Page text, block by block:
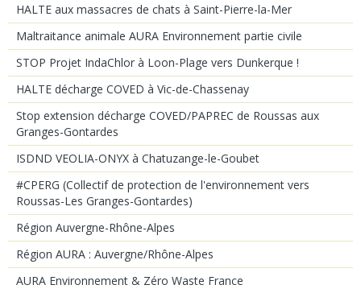
HALTE aux massacres de chats à Saint-Pierre-la-Mer
Maltraitance animale AURA Environnement partie civile
STOP Projet IndaChlor à Loon-Plage vers Dunkerque !
HALTE décharge COVED à Vic-de-Chassenay
Stop extension décharge COVED/PAPREC de Roussas aux
Granges-Gontardes
ISDND VEOLIA-ONYX à Chatuzange-le-Goubet
#CPERG (Collectif de protection de l'environnement vers
Roussas-Les Granges-Gontardes)
Région Auvergne-Rhône-Alpes
Région AURA : Auvergne/Rhône-Alpes
AURA Environnement & Zéro Waste France